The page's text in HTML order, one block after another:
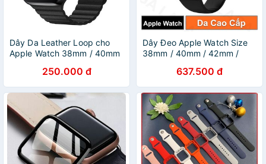
Dây Da Leather Loop cho
Apple Watch 38mm / 40mm
250.000 đ
Dây Đeo Apple Watch Size
38mm / 40mm / 42mm /
637.500 đ